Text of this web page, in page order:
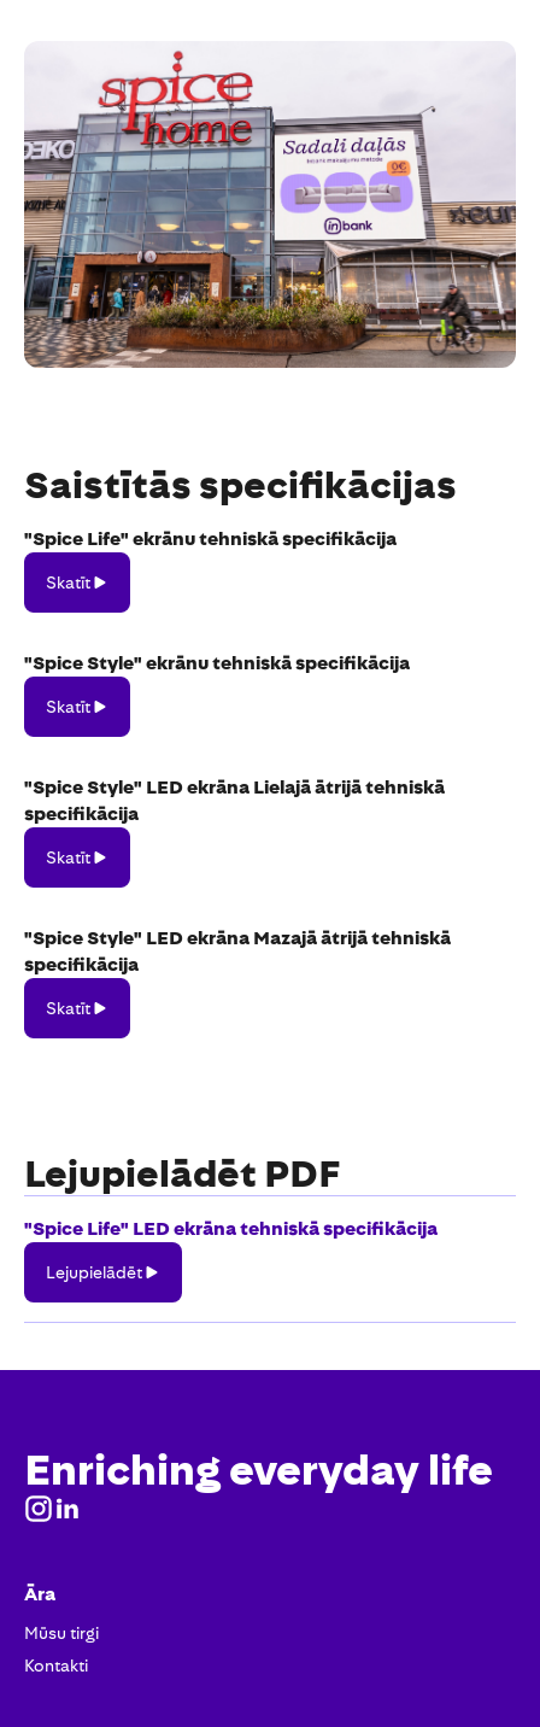
Saistītās specifikācijas
"Spice Life" ekrānu tehniskā specifikācija
Skatīt
"Spice Style" ekrānu tehniskā specifikācija
Skatīt
"Spice Style" LED ekrāna Lielajā ātrijā tehniskā
specifikācija
Skatīt
"Spice Style" LED ekrāna Mazajā ātrijā tehniskā
specifikācija
Skatīt
Lejupielādēt PDF
"Spice Life" LED ekrāna tehniskā specifikācija
Lejupielādēt
Enriching everyday life
Āra
Mūsu tirgi
Kontakti